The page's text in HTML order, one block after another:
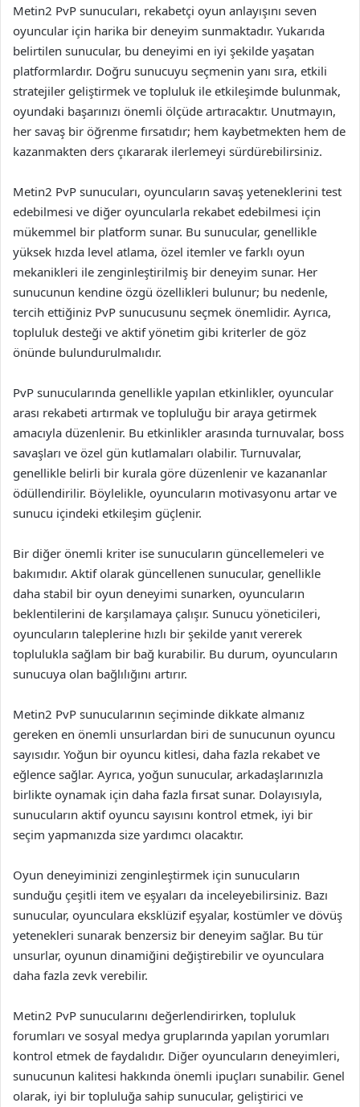
Metin2 PvP sunucuları, rekabetçi oyun anlayışını seven
oyuncular için harika bir deneyim sunmaktadır. Yukarıda
belirtilen sunucular, bu deneyimi en iyi şekilde yaşatan
platformlardır. Doğru sunucuyu seçmenin yanı sıra, etkili
stratejiler geliştirmek ve topluluk ile etkileşimde bulunmak,
oyundaki başarınızı önemli ölçüde artıracaktır. Unutmayın,
her savaş bir öğrenme fırsatıdır; hem kaybetmekten hem de
kazanmakten ders çıkararak ilerlemeyi sürdürebilirsiniz.
Metin2 PvP sunucuları, oyuncuların savaş yeteneklerini test
edebilmesi ve diğer oyuncularla rekabet edebilmesi için
mükemmel bir platform sunar. Bu sunucular, genellikle
yüksek hızda level atlama, özel itemler ve farklı oyun
mekanikleri ile zenginleştirilmiş bir deneyim sunar. Her
sunucunun kendine özgü özellikleri bulunur; bu nedenle,
tercih ettiğiniz PvP sunucusunu seçmek önemlidir. Ayrıca,
topluluk desteği ve aktif yönetim gibi kriterler de göz
önünde bulundurulmalıdır.
PvP sunucularında genellikle yapılan etkinlikler, oyuncular
arası rekabeti artırmak ve topluluğu bir araya getirmek
amacıyla düzenlenir. Bu etkinlikler arasında turnuvalar, boss
savaşları ve özel gün kutlamaları olabilir. Turnuvalar,
genellikle belirli bir kurala göre düzenlenir ve kazananlar
ödüllendirilir. Böylelikle, oyuncuların motivasyonu artar ve
sunucu içindeki etkileşim güçlenir.
Bir diğer önemli kriter ise sunucuların güncellemeleri ve
bakımıdır. Aktif olarak güncellenen sunucular, genellikle
daha stabil bir oyun deneyimi sunarken, oyuncuların
beklentilerini de karşılamaya çalışır. Sunucu yöneticileri,
oyuncuların taleplerine hızlı bir şekilde yanıt vererek
toplulukla sağlam bir bağ kurabilir. Bu durum, oyuncuların
sunucuya olan bağlılığını artırır.
Metin2 PvP sunucularının seçiminde dikkate almanız
gereken en önemli unsurlardan biri de sunucunun oyuncu
sayısıdır. Yoğun bir oyuncu kitlesi, daha fazla rekabet ve
eğlence sağlar. Ayrıca, yoğun sunucular, arkadaşlarınızla
birlikte oynamak için daha fazla fırsat sunar. Dolayısıyla,
sunucuların aktif oyuncu sayısını kontrol etmek, iyi bir
seçim yapmanızda size yardımcı olacaktır.
Oyun deneyiminizi zenginleştirmek için sunucuların
sunduğu çeşitli item ve eşyaları da inceleyebilirsiniz. Bazı
sunucular, oyunculara eksklüzif eşyalar, kostümler ve dövüş
yetenekleri sunarak benzersiz bir deneyim sağlar. Bu tür
unsurlar, oyunun dinamiğini değiştirebilir ve oyunculara
daha fazla zevk verebilir.
Metin2 PvP sunucularını değerlendirirken, topluluk
forumları ve sosyal medya gruplarında yapılan yorumları
kontrol etmek de faydalıdır. Diğer oyuncuların deneyimleri,
sunucunun kalitesi hakkında önemli ipuçları sunabilir. Genel
olarak, iyi bir topluluğa sahip sunucular, geliştirici ve